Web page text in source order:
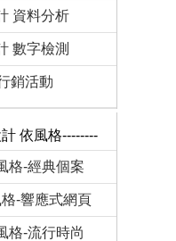
資料分析
數字檢測
銷活動
依風格--------
格-經典個案
-響應式網頁
格-流行時尚